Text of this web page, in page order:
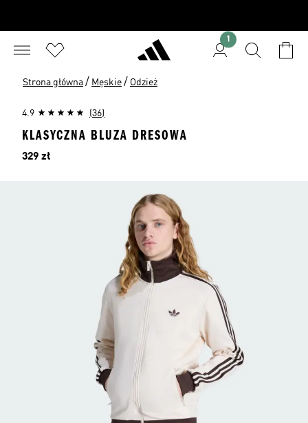
1
Strona główna / Męskie / Odzież
4.9 (36)
KLASYCZNA BLUZA DRESOWA
Cena
329 zł